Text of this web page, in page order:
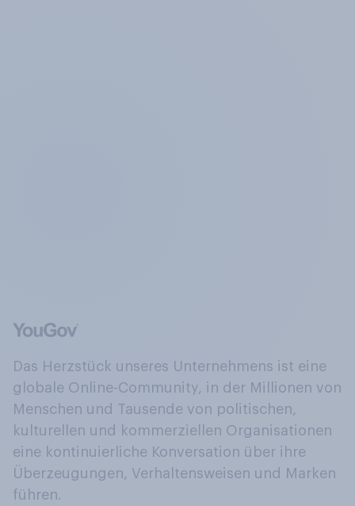
Das Herzstück unseres Unternehmens ist eine
globale Online-Community, in der Millionen von
Menschen und Tausende von politischen,
kulturellen und kommerziellen Organisationen
eine kontinuierliche Konversation über ihre
Überzeugungen, Verhaltensweisen und Marken
führen.